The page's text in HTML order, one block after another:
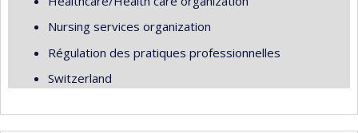
Nursing services organization
Régulation des pratiques professionnelles
Switzerland